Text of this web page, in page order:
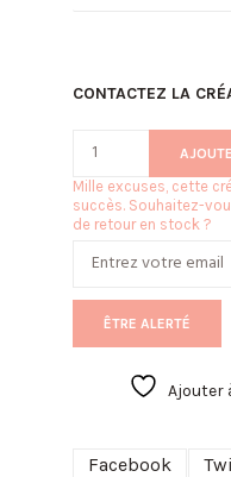
CONTACTEZ LA
Mille excuses, cette
succès. Souhaitez-
de retour en stock ?
ÊTRE ALERTÉ
Ajouter
Facebook